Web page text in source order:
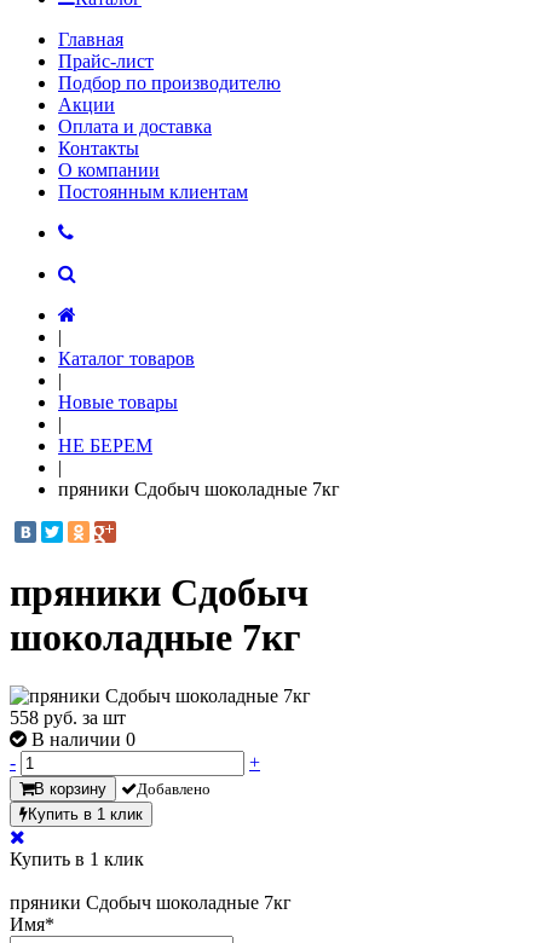
Главная
Прайс-лист
Подбор по производителю
Акции
Оплата и доставка
Контакты
О компании
Постоянным клиентам
|
Каталог товаров
|
Новые товары
|
НЕ БЕРЕМ
|
пряники Сдобыч шоколадные 7кг
пряники Сдобыч
шоколадные 7кг
558 руб. за шт
В наличии 0
-
+
В корзину
Добавлено
Купить в 1 клик
Купить в 1 клик
пряники Сдобыч шоколадные 7кг
Имя*